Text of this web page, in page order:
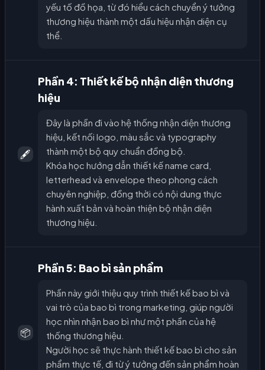
yếu tố đồ họa, từ đó hiểu cách chuyển ý tưởng
thương hiệu thành một dấu hiệu nhận diện cụ
thể.
🖋️
Phần 4: Thiết kế bộ nhận diện thương
hiệu
Đây là phần đi vào hệ thống nhận diện thương
hiệu, kết nối logo, màu sắc và typography
thành một bộ quy chuẩn đồng bộ.
Khóa học hướng dẫn thiết kế name card,
letterhead và envelope theo phong cách
chuyên nghiệp, đồng thời có nội dung thực
hành xuất bản và hoàn thiện bộ nhận diện
thương hiệu.
📦
Phần 5: Bao bì sản phẩm
Phần này giới thiệu quy trình thiết kế bao bì và
vai trò của bao bì trong marketing, giúp người
học nhìn nhận bao bì như một phần của hệ
thống thương hiệu.
Người học sẽ thực hành thiết kế bao bì cho sản
phẩm thực tế, đi từ ý tưởng đến sản phẩm hoàn